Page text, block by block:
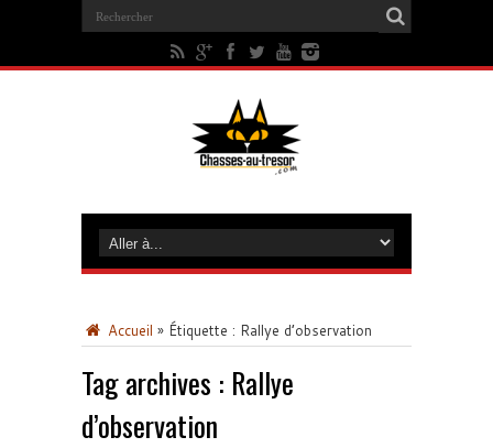
Accueil » Étiquette : Rallye d’observation
Tag archives : Rallye
d’observation